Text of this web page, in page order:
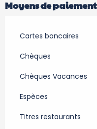
Moyens de paiement
Cartes bancaires
Chèques
Chèques Vacances
Espèces
Titres restaurants